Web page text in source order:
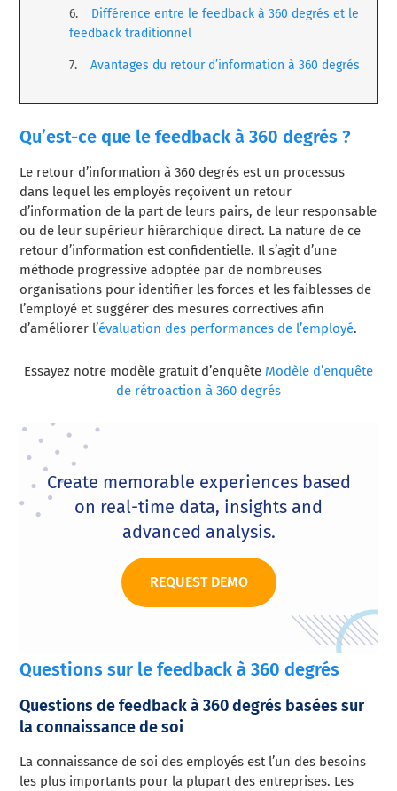
Différence entre le feedback à 360 degrés et le
feedback traditionnel
Avantages du retour d’information à 360 degrés
Qu’est-ce que le feedback à 360 degrés ?
Le retour d’information à 360 degrés est un processus
dans lequel les employés reçoivent un retour
d’information de la part de leurs pairs, de leur responsable
ou de leur supérieur hiérarchique direct. La nature de ce
retour d’information est confidentielle. Il s’agit d’une
méthode progressive adoptée par de nombreuses
organisations pour identifier les forces et les faiblesses de
l’employé et suggérer des mesures correctives afin
d’améliorer l’évaluation des performances de l’employé.
Essayez notre modèle gratuit d’enquête Modèle d’enquête
de rétroaction à 360 degrés
Create memorable experiences based
on real-time data, insights and
advanced analysis.
REQUEST DEMO
Questions sur le feedback à 360 degrés
Questions de feedback à 360 degrés basées sur
la connaissance de soi
La connaissance de soi des employés est l’un des besoins
les plus importants pour la plupart des entreprises. Les